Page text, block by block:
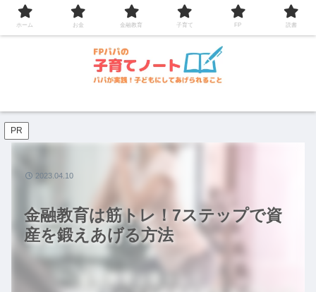
コンテンツへスキップ
PR
金融教育は筋トレ！7ステップで資
産を鍛えあげる方法
2023.04.10
ホーム お金 金融教育 子育て FP 読書